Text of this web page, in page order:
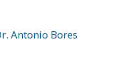
Antonio Bores